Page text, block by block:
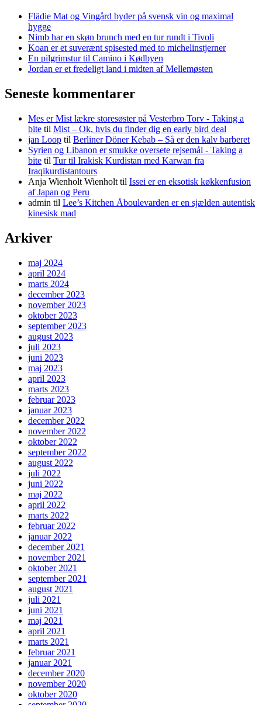
Flädie Mat og Vingård byder på svensk vin og maximal
hygge
Nimb har en skøn brunch med en tur rundt i Tivoli
Koan er et suverænt spisested med to michelinstjerner
En pilgrimstur til Camino i Kødbyen
Jordan er et fredeligt land i midten af Mellemøsten
Seneste kommentarer
Mes er Mist lækre storesøster på Vesterbro Torv - Taking a
bite til Mist – Ok, hvis du finder dig en early bird deal
jan Loop til Berliner Döner Kebab – Så er den kalv barberet
Syrien og Libanon er smukke oversete rejsemål - Taking a
bite til Tur til Irakisk Kurdistan med Karwan fra
Iraqikurdistantours
Anja Wienholt Wienholt til Issei er en eksotisk køkkenfusion
af Japan og Peru
admin til Lee’s Kitchen Åboulevarden er en sjælden autentisk
kinesisk mad
Arkiver
maj 2024
april 2024
marts 2024
december 2023
november 2023
oktober 2023
september 2023
august 2023
juli 2023
juni 2023
maj 2023
april 2023
marts 2023
februar 2023
januar 2023
december 2022
november 2022
oktober 2022
september 2022
august 2022
juli 2022
juni 2022
maj 2022
april 2022
marts 2022
februar 2022
januar 2022
december 2021
november 2021
oktober 2021
september 2021
august 2021
juli 2021
juni 2021
maj 2021
april 2021
marts 2021
februar 2021
januar 2021
december 2020
november 2020
oktober 2020